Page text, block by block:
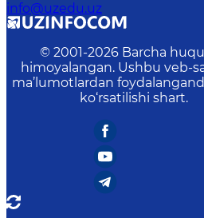
info@uzedu.uz
© 2001-2026 Barcha
himoyalangan. Ushbu veb-
ma’lumotlardan
ko‘rsatilishi shart.